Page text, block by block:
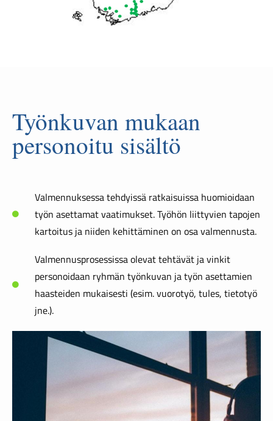
Työnkuvan mukaan
personoitu sisältö
Valmennuksessa tehdyissä ratkaisuissa huomioidaan
työn asettamat vaatimukset. Työhön liittyvien tapojen
kartoitus ja niiden kehittäminen on osa valmennusta.
Valmennusprosessissa olevat tehtävät ja vinkit
personoidaan ryhmän työnkuvan ja työn asettamien
haasteiden mukaisesti (esim. vuorotyö, tules, tietotyö
jne.).